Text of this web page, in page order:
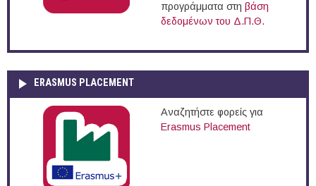
προγράμματα στη βάση
δεδομένων του Δ.Π.Θ.
ERASMUS PLACEMENT
Αναζητήστε φορείς για
Erasmus Placement